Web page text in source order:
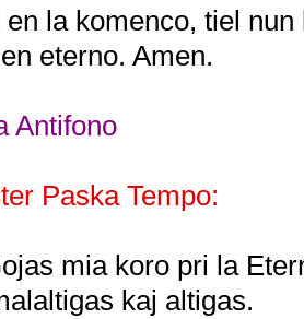
en la komenco, tiel
eterno. Amen.
Antifono
Paska Tempo:
mia koro pri la
kaj altigas.